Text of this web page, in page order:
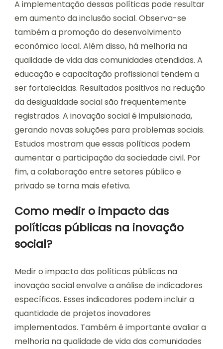
A implementação dessas políticas pode resultar
em aumento da inclusão social. Observa-se
também a promoção do desenvolvimento
econômico local. Além disso, há melhoria na
qualidade de vida das comunidades atendidas. A
educação e capacitação profissional tendem a
ser fortalecidas. Resultados positivos na redução
da desigualdade social são frequentemente
registrados. A inovação social é impulsionada,
gerando novas soluções para problemas sociais.
Estudos mostram que essas políticas podem
aumentar a participação da sociedade civil. Por
fim, a colaboração entre setores público e
privado se torna mais efetiva.
Como medir o impacto das
políticas públicas na inovação
social?
Medir o impacto das políticas públicas na
inovação social envolve a análise de indicadores
específicos. Esses indicadores podem incluir a
quantidade de projetos inovadores
implementados. Também é importante avaliar a
melhoria na qualidade de vida das comunidades